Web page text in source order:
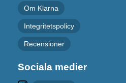
Om Klarna
Integritetspolicy
Recensioner
Sociala medier